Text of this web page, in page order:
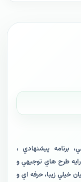
برنامه پيشنهادي ،
طرح هاي توجيهي و
خيلي زيبا، حرفه اي و